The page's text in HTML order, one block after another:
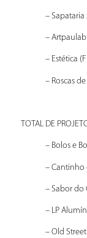
– Sapataria
–
– Estética
– Roscas
TOTAL DE
– Bolos e
– Cantinho
– Sabor do
– LP
– Old